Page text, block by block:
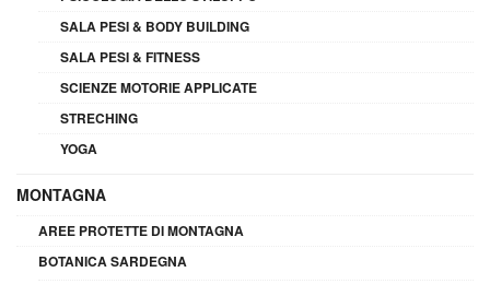
SALA PESI & BODY BUILDING
SALA PESI & FITNESS
SCIENZE MOTORIE APPLICATE
STRECHING
YOGA
MONTAGNA
AREE PROTETTE DI MONTAGNA
BOTANICA SARDEGNA